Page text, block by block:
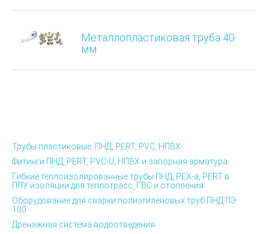
Металлопластиковая труба 40
мм
Трубы пластиковые: ПНД, PERT, PVC, НПВХ
Фитинги ПНД, PERT, PVC-U, НПВХ и запорная арматура
Гибкие теплоизолированные трубы ПНД, PEX-а, PERT в
ППУ изоляции для теплотрасс, ГВС и отопления
Оборудование для сварки полиэтиленовых труб ПНД ПЭ
100
Дренажная система водоотведения